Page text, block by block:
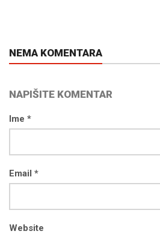
NEMA KOMENTARA
NAPIŠITE KOMENTAR
Ime *
Email *
Website